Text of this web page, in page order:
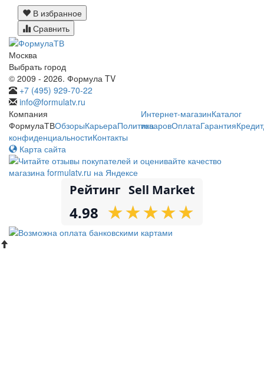
В избранное
Сравнить
Москва
Выбрать город
© 2009 - 2026. Формула TV
+7 (495) 929-70-22
info@formulatv.ru
Компания
ФормулаТВОбзорыКарьераПолитика
конфиденциальностиКонтакты
Интернет-магазинКаталог
товаровОплатаГарантияКредит
Карта сайта
Рейтинг Sell Market
4.98 ★
★★
★★
★★
★★
★